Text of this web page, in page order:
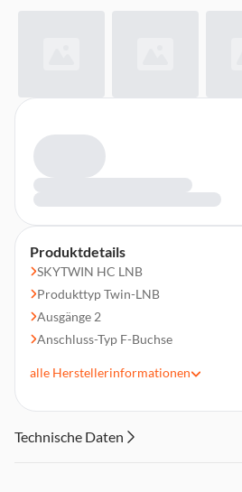
Produktdetails
SKYTWIN HC LNB
Produkttyp Twin-LNB
Ausgänge 2
Anschluss-Typ F-Buchse
11,7-12,75 GHz
Verstärkung 55 - 70 dB
alle Herstellerinformationen
Technische Daten